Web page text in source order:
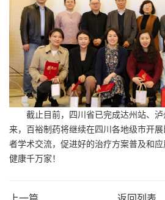
截止目前，四川省已完成达州站、
来，百裕制药将继续在四川各地级市开
者学术交流，促进好的治疗方案普及和应
健康千万家！